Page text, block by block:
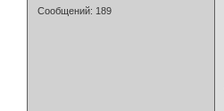
Сообщений: 189